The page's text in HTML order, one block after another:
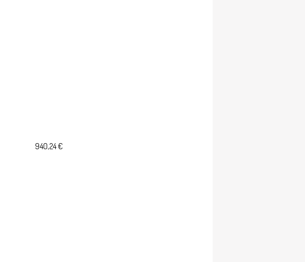
940,24 €